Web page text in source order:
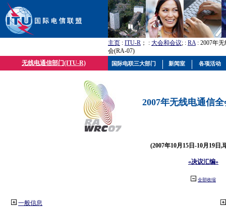
主页 : ITU-R ； : 大会和会议; : RA: 2007年
会(RA-07)
无线电通信部门(ITU-R)
2007年无线电通信
(2007年10月15日-10月19日,
«决议汇编»
全部收缩
一般信息
国际电联三大部门 新闻室 各项活动